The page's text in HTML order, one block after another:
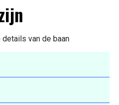
van de baan